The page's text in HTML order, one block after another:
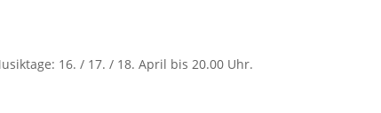
16. / 17. / 18. April bis 20.00 Uhr.